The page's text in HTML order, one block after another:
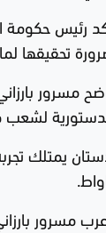
رئيس حكومة
تحقيقها
بارزاني
لشعب
يمتلك
مسرور